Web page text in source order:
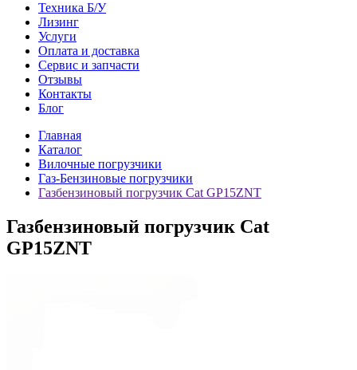
Техника Б/У
Лизинг
Услуги
Оплата и доставка
Сервис и запчасти
Отзывы
Контакты
Блог
Главная
Каталог
Вилочные погрузчики
Газ-Бензиновые погрузчики
Газбензиновый погрузчик Cat GP15ZNT
Газбензиновый погрузчик Cat
GP15ZNT